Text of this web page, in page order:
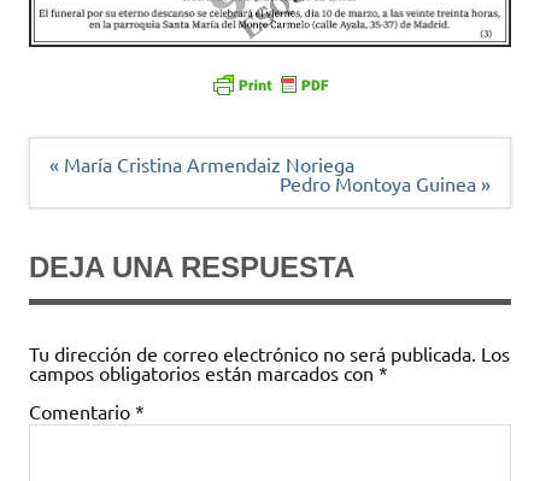
Navegación
« María Cristina Armendaiz Noriega
Pedro Montoya Guinea »
DEJA UNA RESPUESTA
Tu dirección de correo electrónico no será publicada. Los
campos obligatorios están marcados con *
Comentario *